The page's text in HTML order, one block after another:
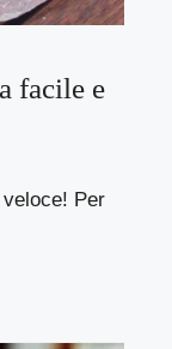
facile e
Per